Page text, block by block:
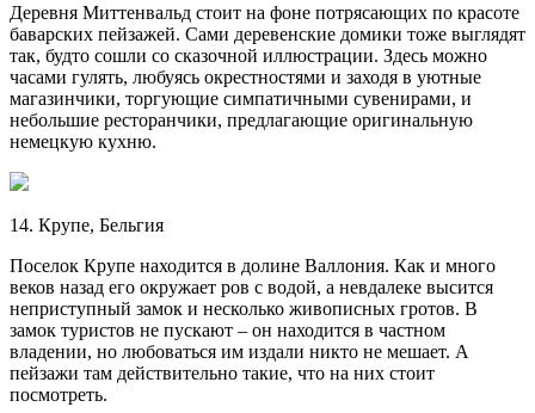
Деревня Миттенвальд стоит на фоне потрясающих по красоте
баварских пейзажей. Сами деревенские домики тоже выглядят
так, будто сошли со сказочной иллюстрации. Здесь можно
часами гулять, любуясь окрестностями и заходя в уютные
магазинчики, торгующие симпатичными сувенирами, и
небольшие ресторанчики, предлагающие оригинальную
немецкую кухню.
14. Крупе, Бельгия
Поселок Крупе находится в долине Валлония. Как и много
веков назад его окружает ров с водой, а невдалеке высится
неприступный замок и несколько живописных гротов. В
замок туристов не пускают – он находится в частном
владении, но любоваться им издали никто не мешает. А
пейзажи там действительно такие, что на них стоит
посмотреть.